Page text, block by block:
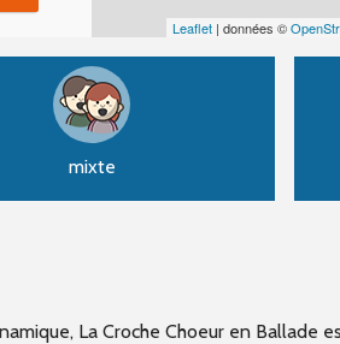
Leaflet | données ©
mixte
La Croche Choeur en Ballade